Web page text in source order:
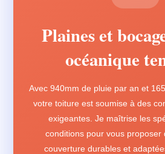
Plaines et
océanique
Avec 940mm de pluie par an et
votre toiture est soumise à des
exigeantes. Je maîtrise les
conditions pour vous proposer
couverture durables et